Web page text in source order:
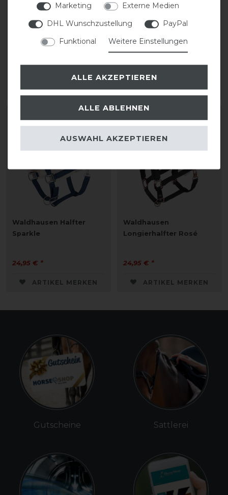
QHP Halfter Cali
ARTIKEL MERKEN
QHP Halfter Cali
ARTIKEL MERKEN
Waldhausen Halfter
Sparkle
24,95 € *
ARTIKEL MERKEN
Waldhausen
Longierhalfter Rosé
24,95 € *
ARTIKEL MERKEN
Gutscheine Sattlerei
Marketing
Externe Medien
DHL Wunschzustellung
PayPal
Funktional
Weitere Einstellungen
ALLE AKZEPTIEREN
ALLE ABLEHNEN
AUSWAHL AKZEPTIEREN